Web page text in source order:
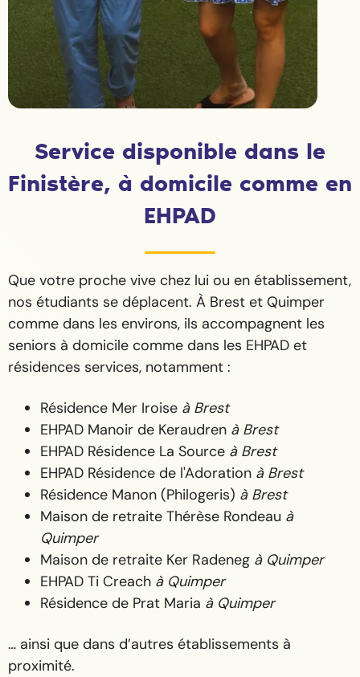
Service disponible dans le
Finistère, à domicile comme en
EHPAD
Que votre proche vive chez lui ou en établissement,
nos étudiants se déplacent. À Brest et Quimper
comme dans les environs, ils accompagnent les
seniors à domicile comme dans les EHPAD et
résidences services, notamment :
Résidence Mer Iroise à Brest
EHPAD Manoir de Keraudren à Brest
EHPAD Résidence La Source à Brest
EHPAD Résidence de l'Adoration à Brest
Résidence Manon (Philogeris) à Brest
Maison de retraite Thérèse Rondeau à
Quimper
Maison de retraite Ker Radeneg à Quimper
EHPAD Ti Creach à Quimper
Résidence de Prat Maria à Quimper
… ainsi que dans d’autres établissements à
proximité.